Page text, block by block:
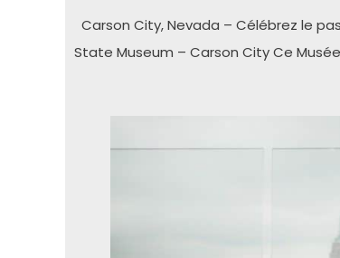
Carson City, Nevada – Célébrez le
State Museum – Carson City Ce